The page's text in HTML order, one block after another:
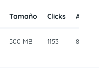
Tamaño Clicks
500 MB 1153 8 años